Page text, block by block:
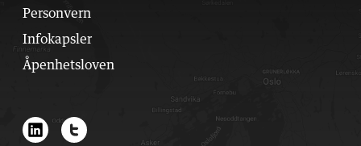
Personvern
Infokapsler
Åpenhetsloven